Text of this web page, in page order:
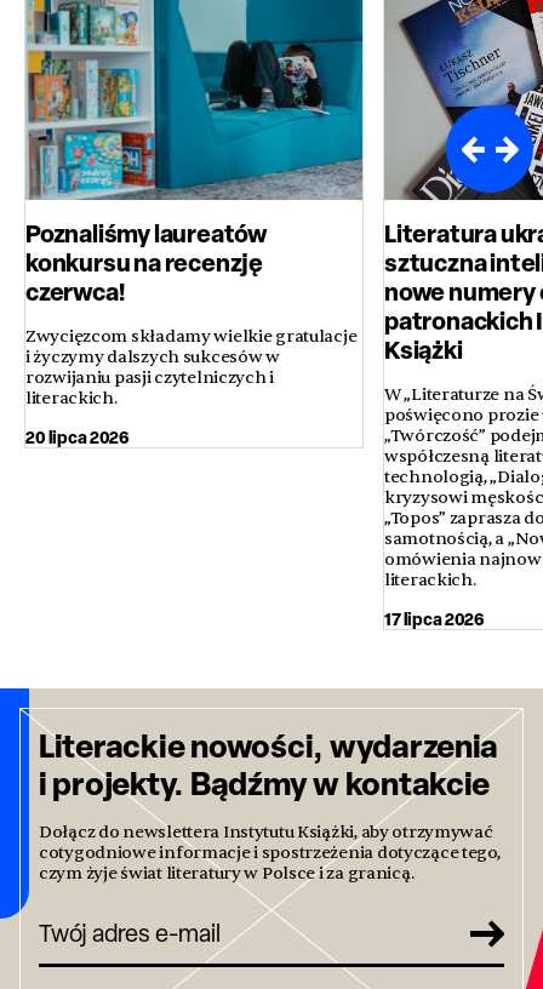
Poznaliśmy laureatów
konkursu na recenzję
czerwca!
Zwycięzcom składamy wielkie gratulacje
i życzymy dalszych sukcesów w
rozwijaniu pasji czytelniczych i
literackich.
20 lipca 2026
Literatura
sztuczna
nowe
Książki
W „Literaturze na
poświęcono prozie
„Twórczość”
współczesną
technologią,
kryzysowi
„Topos” zaprasza
samotnością, a
omówienia
literackich.
17 lipca 2026
Literackie nowości, wydarzenia
i projekty. Bądźmy w kontakcie
Dołącz do newslettera Instytutu Książki, aby otrzymywać
cotygodniowe informacje i spostrzeżenia dotyczące tego,
czym żyje świat literatury w Polsce i za granicą.